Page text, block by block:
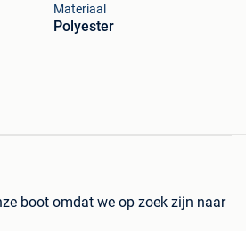
Materiaal
Polyester
boot omdat we op zoek zijn naar